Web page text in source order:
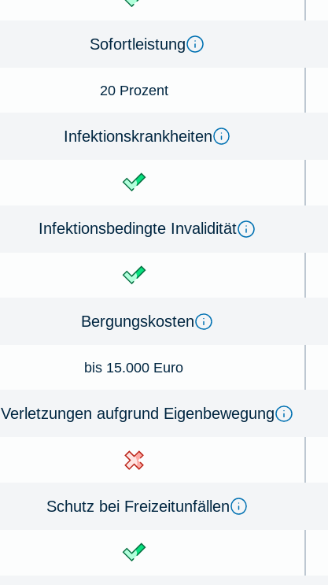
Sofortleistung
20 Prozent
Infektions­krank­heiten
Infektions­be­dingte Invalidität
Bergungs­kosten
bis 15.000 Euro
Verletzungen auf­grund Eigen­bewegung
Schutz bei Frei­zeit­unfällen